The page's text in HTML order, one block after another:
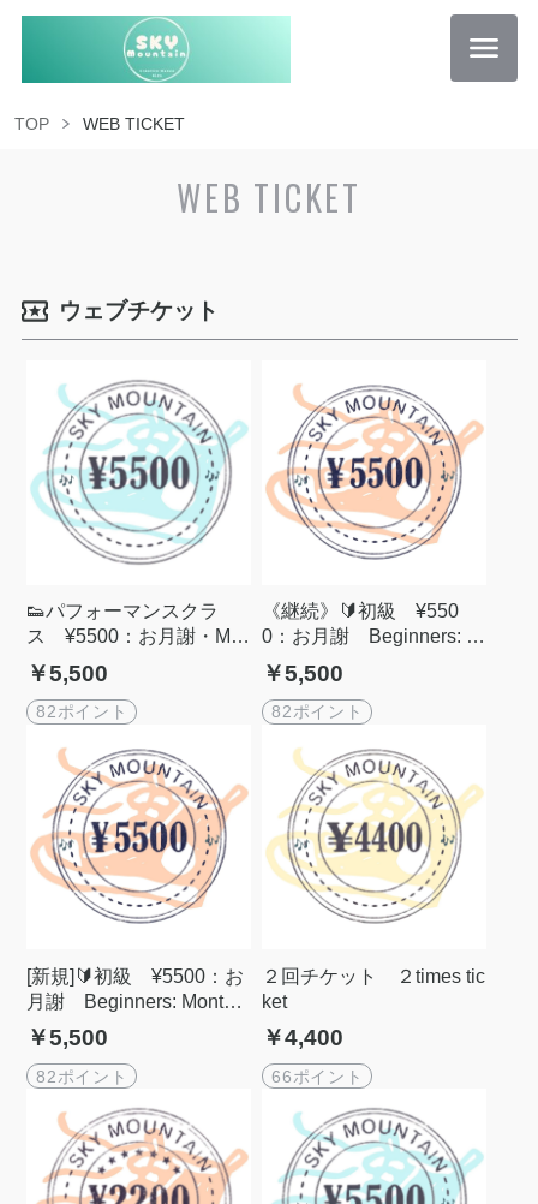
TOP WEB TICKET
WEB TICKET
ウェブチケット
👟パフォーマンスクラ
ス ¥5500：お月謝・Mo
nthly Fee
￥5,500
82ポイント
《継続》🔰初級 ¥550
0：お月謝 Beginners: M
onthly Fee
￥5,500
82ポイント
[新規]🔰初級 ¥5500：お
月謝 Beginners: Monthly
Fee
￥5,500
82ポイント
２回チケット ２times tic
ket
￥4,400
66ポイント